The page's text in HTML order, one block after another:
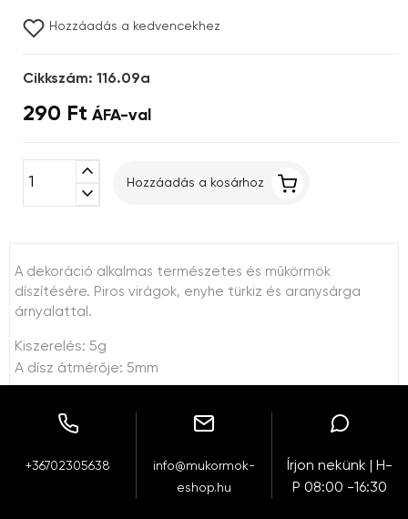
Hozzáadás a kedvencekhez
Cikkszám: 116.09a
290 Ft ÁFA-val
expand_less
expand_more
Hozzáadás a kosárhoz
A dekoráció alkalmas természetes és műkörmök
díszítésére. Piros virágok, enyhe türkiz és aranysárga
árnyalattal.
Kiszerelés: 5g
A dísz átmérője: 5mm
+36702305638
info@mukormok-
eshop.hu
Írjon nekünk | H-
P 08:00 -16:30